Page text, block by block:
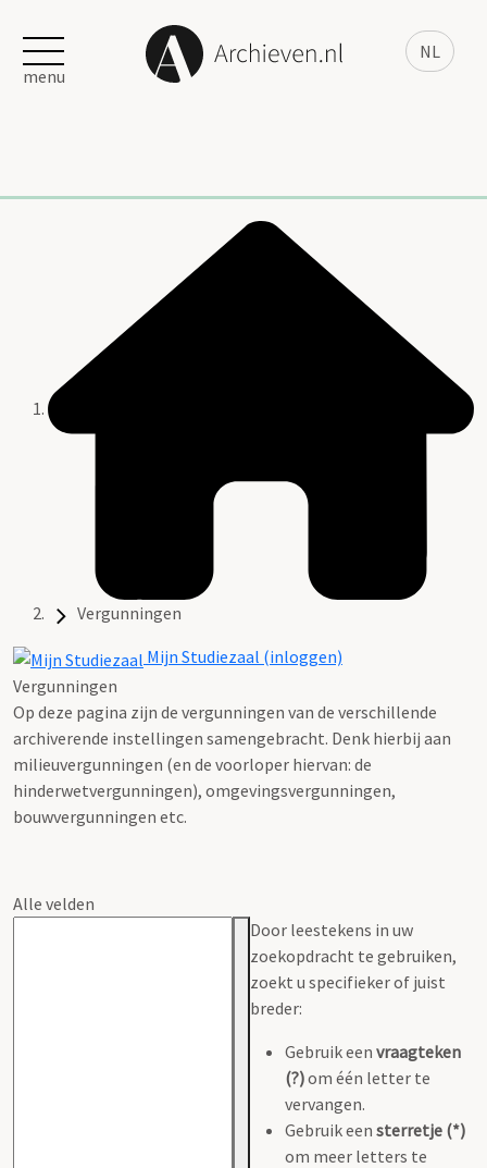
NL
menu
Vergunningen
Mijn Studiezaal (inloggen)
Vergunningen
Op deze pagina zijn de vergunningen van de verschillende
archiverende instellingen samengebracht. Denk hierbij aan
milieuvergunningen (en de voorloper hiervan: de
hinderwetvergunningen), omgevingsvergunningen,
bouwvergunningen etc.
Alle velden
Door leestekens in uw
zoekopdracht te gebruiken,
zoekt u specifieker of juist
breder:
Gebruik een vraagteken
(?)om één letter te
vervangen.
Gebruik een sterretje (*)
om meer letters te